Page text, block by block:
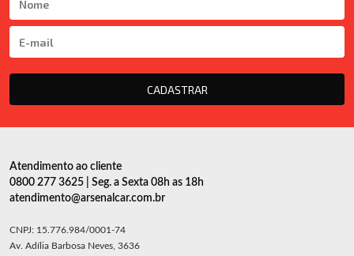
CADASTRAR
Atendimento ao cliente
0800 277 3625 | Seg. a Sexta 08h as 18h
atendimento@arsenalcar.com.br
CNPJ: 15.776.984/0001-74
Av. Adília Barbosa Neves, 3636